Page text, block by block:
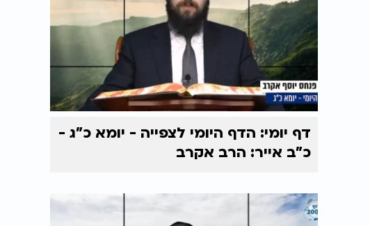
דף יומי: הדף היומי לצפייה - יומא כ"ג -
כ"ב אייר: הרב אקרב